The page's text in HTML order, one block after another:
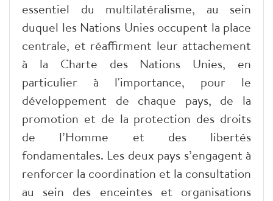
essentiel du multilatéralisme, au sein
duquel les Nations Unies occupent la place
centrale, et réaffirment leur attachement
à la Charte des Nations Unies, en
particulier à l'importance, pour le
développement de chaque pays, de la
promotion et de la protection des droits
de l’Homme et des libertés
fondamentales. Les deux pays s’engagent à
renforcer la coordination et la consultation
au sein des enceintes et organisations